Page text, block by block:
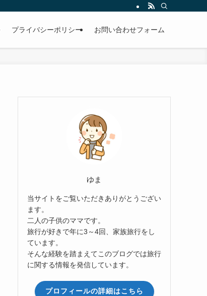
プライバシーポリシー お問い合わせフォーム
ゆま
当サイトをご覧いただきありがとうござい
ます。
二人の子供のママです。
旅行が好きで年に3～4回、家族旅行をし
ています。
そんな経験を踏まえてこのブログでは旅行
に関する情報を発信しています。
プロフィールの詳細はこちら